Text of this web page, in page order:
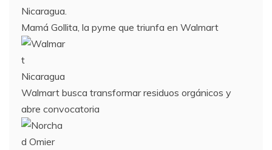
Mamá Gollita, la pyme que triunfa en Walmart
Walmart busca transformar residuos orgánicos y
abre convocatoria